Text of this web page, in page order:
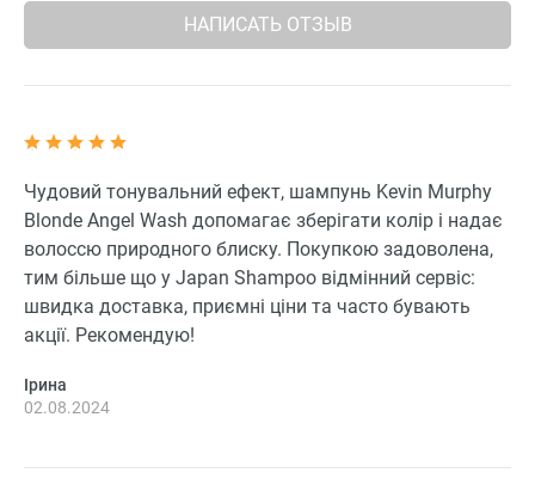
НАПИСАТЬ ОТЗЫВ
Чудовий тонувальний ефект, шампунь Kevin Murphy
Blonde Angel Wash допомагає зберігати колір і надає
волоссю природного блиску. Покупкою задоволена,
тим більше що у Japan Shampoo відмінний сервіс:
швидка доставка, приємні ціни та часто бувають
акції. Рекомендую!
Ірина
02.08.2024